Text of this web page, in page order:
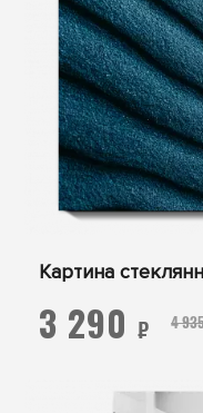
Картина
4
3 290 ₽